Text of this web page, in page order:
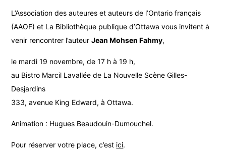
L’Association des auteures et auteurs de l’Ontario français
(AAOF) et La Bibliothèque publique d’Ottawa vous invitent à
venir rencontrer l’auteurJean Mohsen Fahmy,
le mardi 19 novembre, de 17 h à 19 h,
au Bistro Marcil Lavallée de La Nouvelle Scène Gilles-
Desjardins
333, avenue King Edward, à Ottawa.
Animation : Hugues Beaudouin-Dumouchel.
Pour réserver votre place, c’est ici.